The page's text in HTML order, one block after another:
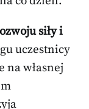
siły i
uczestnicy
na własnej